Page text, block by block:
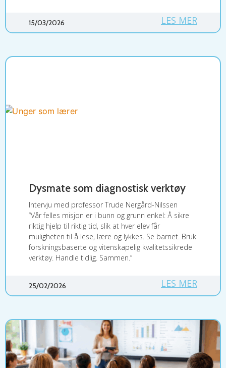
LES MER
15/03/2026
Dysmate som diagnostisk verktøy
Intervju med professor Trude Nergård-Nilssen
“Vår felles misjon er i bunn og grunn enkel: Å sikre
riktig hjelp til riktig tid, slik at hver elev får
muligheten til å lese, lære og lykkes. Se barnet. Bruk
forskningsbaserte og vitenskapelig kvalitetssikrede
verktøy. Handle tidlig. Sammen.”
LES MER
25/02/2026